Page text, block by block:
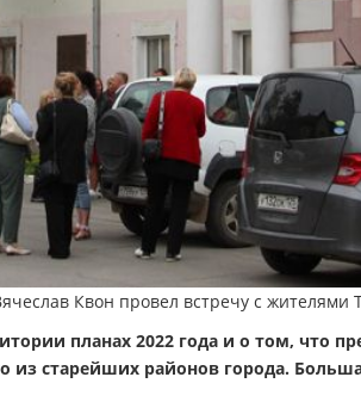
Квон провел встречу с
планах 2022 года и о том, что
из старейших районов города.